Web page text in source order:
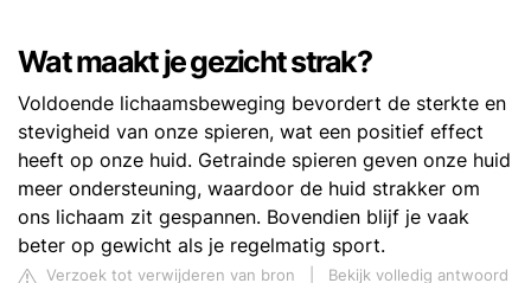
Wat maakt je gezicht strak?
Voldoende lichaamsbeweging bevordert de sterkte en
stevigheid van onze spieren, wat een positief effect
heeft op onze huid. Getrainde spieren geven onze huid
meer ondersteuning, waardoor de huid strakker om
ons lichaam zit gespannen. Bovendien blijf je vaak
beter op gewicht als je regelmatig sport.
Verzoek tot verwijderen van bron
Bekijk volledig antwoord